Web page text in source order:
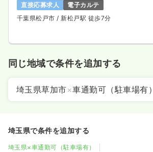
直接応募求人
電子カルテ
千葉県松戸市 / 新松戸駅 徒歩7分
同じ地域で条件を追加する
埼玉県草加市×車通勤可（駐車場有）
埼玉県で条件を追加する
埼玉県×車通勤可（駐車場有）